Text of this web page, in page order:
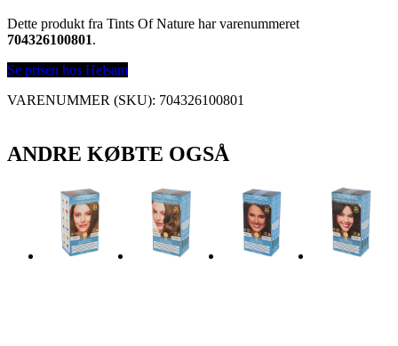
Dette produkt fra Tints Of Nature har varenummeret
704326100801.
Se prisen hos Helsam
VARENUMMER (SKU): 704326100801
ANDRE KØBTE OGSÅ